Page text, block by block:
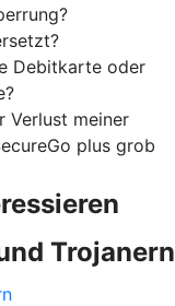
Debitkarte oder
Verlust meiner
plus grob
Trojanern